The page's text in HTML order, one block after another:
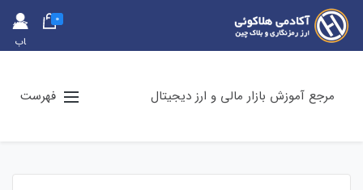
حس
اب
0
مرجع آموزش بازار مالی و ارز دیجیتال فهرست